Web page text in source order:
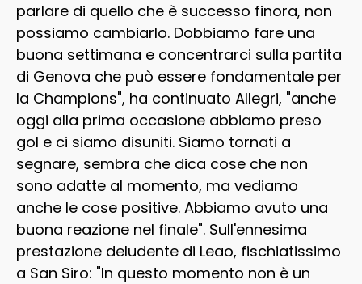
parlare di quello che è successo finora, non
possiamo cambiarlo. Dobbiamo fare una
buona settimana e concentrarci sulla partita
di Genova che può essere fondamentale per
la Champions", ha continuato Allegri, "anche
oggi alla prima occasione abbiamo preso
gol e ci siamo disuniti. Siamo tornati a
segnare, sembra che dica cose che non
sono adatte al momento, ma vediamo
anche le cose positive. Abbiamo avuto una
buona reazione nel finale". Sull'ennesima
prestazione deludente di Leao, fischiatissimo
a San Siro: "In questo momento non è un